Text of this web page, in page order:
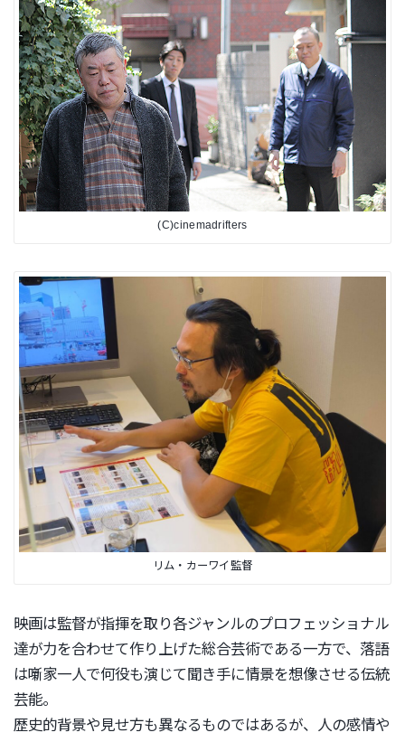
(C)cinemadrifters
リム・カーワイ監督
映画は監督が指揮を取り各ジャンルのプロフェッショナル
達が力を合わせて作り上げた総合芸術である一方で、 落語
は噺家一人で何役も演じて聞き手に情景を想像させる伝統
芸能。
歴史的背景や見せ方も異なるものではあるが、
人の感情や